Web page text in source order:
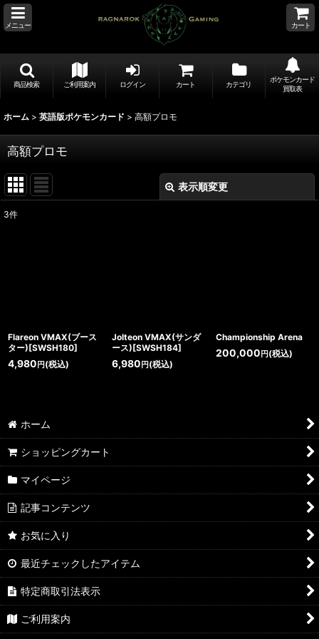
メニュー カート
商品検索 ご利用案内 ログイン カート カテゴリ
ポケモンカード
買取表
ホーム > 英語版ポケモンカード > 高額プロモ
高額プロモ
表示順変更
3件
Flareon VMAX(ブース
ター)[SWSH180]
4,980 円 (税込)
Jolteon VMAX(サンダ
ース)[SWSH184]
6,980 円(税込)
Championship Arena
200,000 円(税込)
ホーム
ショッピングカート
マイページ
記事コンテンツ
お気に入り
最近チェックしたアイテム
特定商取引法表示
ご利用案内